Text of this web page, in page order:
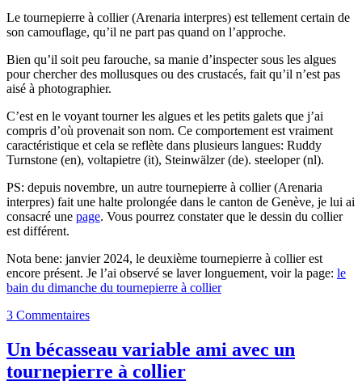
Le tournepierre à collier (Arenaria interpres) est tellement certain de
son camouflage, qu’il ne part pas quand on l’approche.
Bien qu’il soit peu farouche, sa manie d’inspecter sous les algues
pour chercher des mollusques ou des crustacés, fait qu’il n’est pas
aisé à photographier.
C’est en le voyant tourner les algues et les petits galets que j’ai
compris d’où provenait son nom. Ce comportement est vraiment
caractéristique et cela se reflète dans plusieurs langues: Ruddy
Turnstone (en), voltapietre (it), Steinwälzer (de). steeloper (nl).
PS: depuis novembre, un autre tournepierre à collier (Arenaria
interpres) fait une halte prolongée dans le canton de Genève, je lui ai
consacré une page. Vous pourrez constater que le dessin du collier
est différent.
Nota bene: janvier 2024, le deuxième tournepierre à collier est
encore présent. Je l’ai observé se laver longuement, voir la page: le
bain du dimanche du tournepierre à collier
3 Commentaires
Un bécasseau variable ami avec un
tournepierre à collier